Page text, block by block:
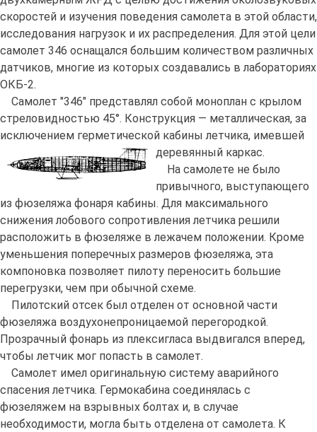
скоростей и изучения поведения самолета в этой области,
исследования нагрузок и их распределения. Для этой цели
самолет 346 оснащался большим количеством различных
датчиков, многие из которых создавались в лабораториях
ОКБ-2.
Самолет "346" представлял собой моноплан с крылом
стреловидностью 45°. Конструкция — металлическая, за
исключением герметической кабины летчика, имевшей
деревянный каркас.
На самолете не было
привычного, выступающего
из фюзеляжа фонаря кабины. Для максимального
снижения лобового сопротивления летчика решили
расположить в фюзеляже в лежачем положении. Кроме
уменьшения поперечных размеров фюзеляжа, эта
компоновка позволяет пилоту переносить большие
перегрузки, чем при обычной схеме.
Пилотский отсек был отделен от основной части
фюзеляжа воздухонепроницаемой перегородкой.
Прозрачный фонарь из плексигласа выдвигался вперед,
чтобы летчик мог попасть в самолет.
Самолет имел оригинальную систему аварийного
спасения летчика. Гермокабина соединялась с
фюзеляжем на взрывных болтах и, в случае
необходимости, могла быть отделена от самолета. К